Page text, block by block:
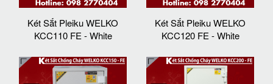
Két Sắt Pleiku WELKO
KCC110 FE - White
Két Sắt Pleiku WELKO
KCC120 FE - White